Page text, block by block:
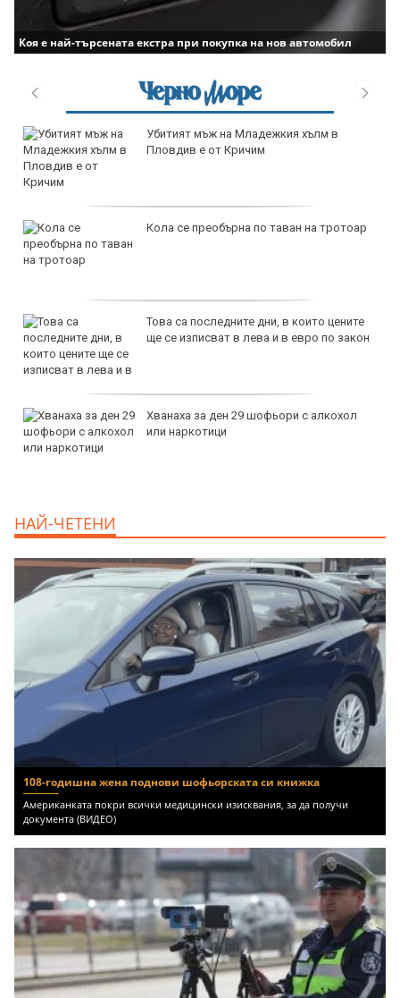
Коя е най-търсената екстра при покупка на нов автомобил
продава, Тристаен апартамент, 115 m2
Бургас, Славейков, 258000 EUR
продава, Едностаен апартамент, 38 m2
продава, Тристаен апартамент, 85 m2
Бургас, Възраждане, 170000 EUR
продава, Двустаен апартамент, 66 m2
Бургас, Славейков, 130000 EUR
НАЙ-ЧЕТЕНИ
108-годишна жена поднови шофьорската си книжка
Американката покри всички медицински изисквания, за да получи
документа (ВИДЕО)